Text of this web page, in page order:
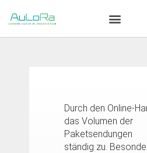
Durch den Online-
das Volumen der
Paketsendungen
ständig zu.